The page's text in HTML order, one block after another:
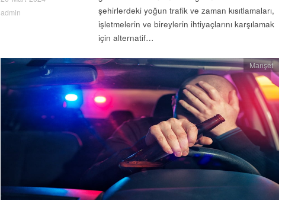
admin
şehirlerdeki yoğun trafik ve zaman kısıtlamaları,
işletmelerin ve bireylerin ihtiyaçlarını karşılamak
için alternatif…
Manşet